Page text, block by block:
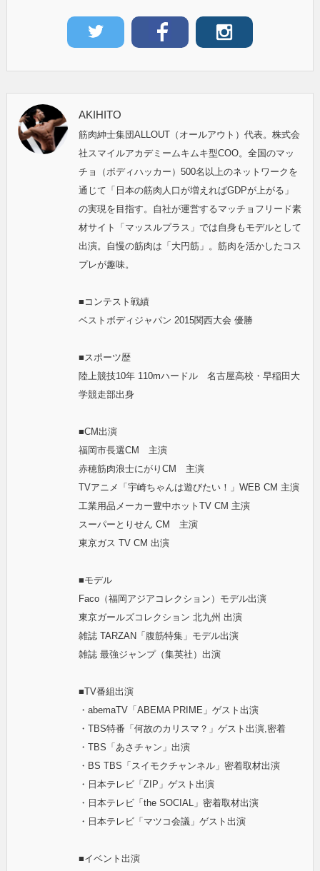
AKIHITO
筋肉紳士集団ALLOUT（オールアウト）代表。株式会
社スマイルアカデミームキムキ型COO。全国のマッ
チョ（ボディハッカー）500名以上のネットワークを
通じて「日本の筋肉人口が増えればGDPが上がる」
の実現を目指す。自社が運営するマッチョフリード素
材サイト「マッスルプラス」では自身もモデルとして
出演。自慢の筋肉は「大円筋」。筋肉を活かしたコス
プレが趣味。
■コンテスト戦績
ベストボディジャパン 2015関西大会 優勝
■スポーツ歴
陸上競技10年 110mハードル 名古屋高校・早稲田大
学競走部出身
■CM出演
福岡市長選CM 主演
赤穂筋肉浪士にがりCM 主演
TVアニメ「宇崎ちゃんは遊びたい！」WEB CM 主演
工業用品メーカー豊中ホットTV CM 主演
スーパーとりせん CM 主演
東京ガス TV CM 出演
■モデル
Faco（福岡アジアコレクション）モデル出演
東京ガールズコレクション 北九州 出演
雑誌 TARZAN「腹筋特集」モデル出演
雑誌 最強ジャンプ（集英社）出演
■TV番組出演
・abemaTV「ABEMA PRIME」ゲスト出演
・TBS特番「何故のカリスマ？」ゲスト出演,密着
・TBS「あさチャン」出演
・BS TBS「スイモクチャンネル」密着取材出演
・日本テレビ「ZIP」ゲスト出演
・日本テレビ「the SOCIAL」密着取材出演
・日本テレビ「マツコ会議」ゲスト出演
■イベント出演